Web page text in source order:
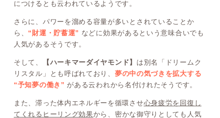
につけるとも云われているようです。
さらに、パワーを溜める容量が多いとされていることか
ら、 “財運・貯蓄運” などに効果があるという意味合いでも
人気があるそうです。
そして、 【ハーキマーダイヤモンド】 は別名「ドリームク
リスタル」とも呼ばれており、 夢の中の気づきを拡大する
“予知夢の働き” がある云われから名付けれたそうです。
また、滞った体内エネルギーを循環させ心身疲労を回復し
てくれるヒーリング効果から、密かな御守りとしても人気